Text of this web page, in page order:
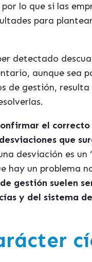
lo que si las
para
detectado
aunque sea
de gestión,
el
que
desviación es un
hay un problema
gestión suelen
y del sistema